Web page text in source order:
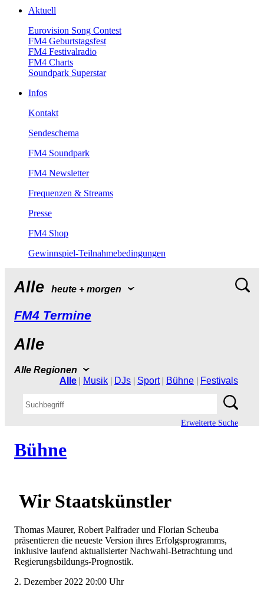
Aktuell
EurovisionSongContest
FM4Geburtstagsfest
FM4Festivalradio
FM4Charts
SoundparkSuperstar
Infos
Kontakt
Sendeschema
FM4Soundpark
FM4Newsletter
Frequenzen&Streams
Presse
FM4Shop
Gewinnspiel-Teilnahmebedingungen
Alle heute+morgen
FM4Termine
Alle
AlleRegionen
Alle | Musik | DJs | Sport| Bühne | Festivals
ErweiterteSuche
Bühne
WirStaatskünstler
ThomasMaurer,RobertPalfraderundFlorianScheuba
präsentierendieneuesteVersionihresErfolgsprogramms,
inklusivelaufendaktualisierterNachwahl-Betrachtungund
Regierungsbildungs-Prognostik.
2.Dezember202220:00Uhr